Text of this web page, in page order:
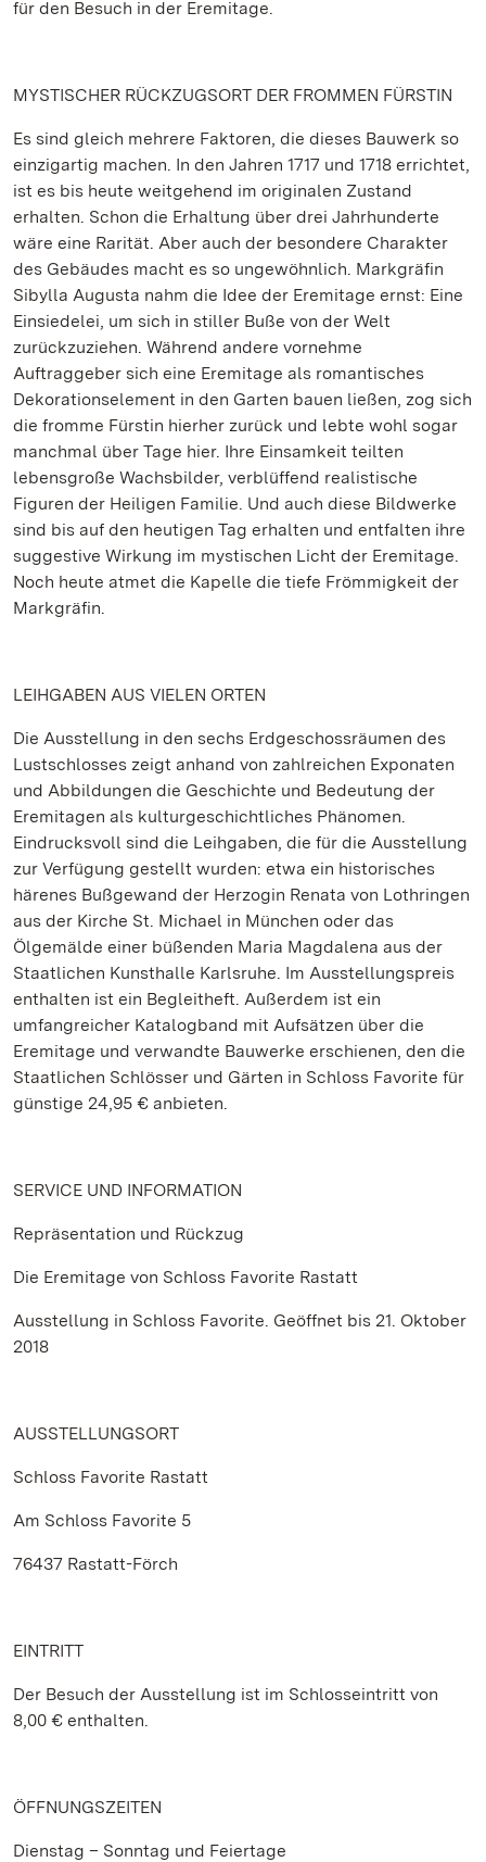
für den Besuch in der Eremitage.
MYSTISCHER RÜCKZUGSORT DER FROMMEN FÜRSTIN
Es sind gleich mehrere Faktoren, die dieses Bauwerk so
einzigartig machen. In den Jahren 1717 und 1718 errichtet,
ist es bis heute weitgehend im originalen Zustand
erhalten. Schon die Erhaltung über drei Jahrhunderte
wäre eine Rarität. Aber auch der besondere Charakter
des Gebäudes macht es so ungewöhnlich. Markgräfin
Sibylla Augusta nahm die Idee der Eremitage ernst: Eine
Einsiedelei, um sich in stiller Buße von der Welt
zurückzuziehen. Während andere vornehme
Auftraggeber sich eine Eremitage als romantisches
Dekorationselement in den Garten bauen ließen, zog sich
die fromme Fürstin hierher zurück und lebte wohl sogar
manchmal über Tage hier. Ihre Einsamkeit teilten
lebensgroße Wachsbilder, verblüffend realistische
Figuren der Heiligen Familie. Und auch diese Bildwerke
sind bis auf den heutigen Tag erhalten und entfalten ihre
suggestive Wirkung im mystischen Licht der Eremitage.
Noch heute atmet die Kapelle die tiefe Frömmigkeit der
Markgräfin.
LEIHGABEN AUS VIELEN ORTEN
Die Ausstellung in den sechs Erdgeschossräumen des
Lustschlosses zeigt anhand von zahlreichen Exponaten
und Abbildungen die Geschichte und Bedeutung der
Eremitagen als kulturgeschichtliches Phänomen.
Eindrucksvoll sind die Leihgaben, die für die Ausstellung
zur Verfügung gestellt wurden: etwa ein historisches
härenes Bußgewand der Herzogin Renata von Lothringen
aus der Kirche St. Michael in München oder das
Ölgemälde einer büßenden Maria Magdalena aus der
Staatlichen Kunsthalle Karlsruhe. Im Ausstellungspreis
enthalten ist ein Begleitheft. Außerdem ist ein
umfangreicher Katalogband mit Aufsätzen über die
Eremitage und verwandte Bauwerke erschienen, den die
Staatlichen Schlösser und Gärten in Schloss Favorite für
günstige 24,95 € anbieten.
SERVICE UND INFORMATION
Repräsentation und Rückzug
Die Eremitage von Schloss Favorite Rastatt
Ausstellung in Schloss Favorite. Geöffnet bis 21. Oktober
2018
AUSSTELLUNGSORT
Schloss Favorite Rastatt
Am Schloss Favorite 5
76437 Rastatt-Förch
EINTRITT
Der Besuch der Ausstellung ist im Schlosseintritt von
8,00 € enthalten.
ÖFFNUNGSZEITEN
Dienstag – Sonntag und Feiertage